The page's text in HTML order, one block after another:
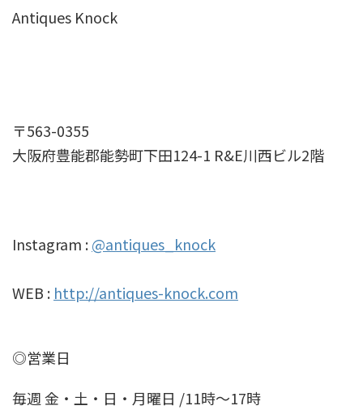
Antiques Knock
〒563-0355
大阪府豊能郡能勢町下田124-1 R&E川西ビル2階
Instagram :@antiques_knock
WEB : http://antiques-knock.com
◎営業日
毎週 金・土・日・月曜日 /11時～17時